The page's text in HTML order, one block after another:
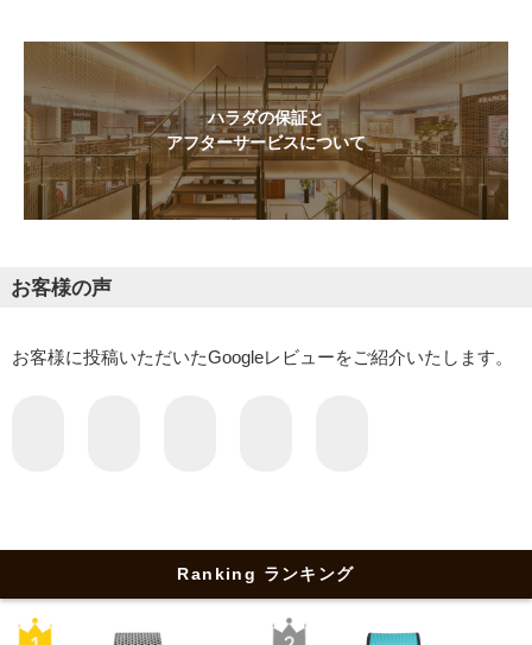
ハラダの保証と
アフターサービスについて
お客様の声
お客様に投稿いただいたGoogleレビューをご紹介いたします。
Ranking ランキング